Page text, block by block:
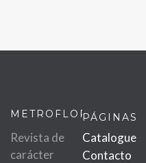
METROFLOR
Revista de
carácter
PÁGINAS
Catalogue
Contacto